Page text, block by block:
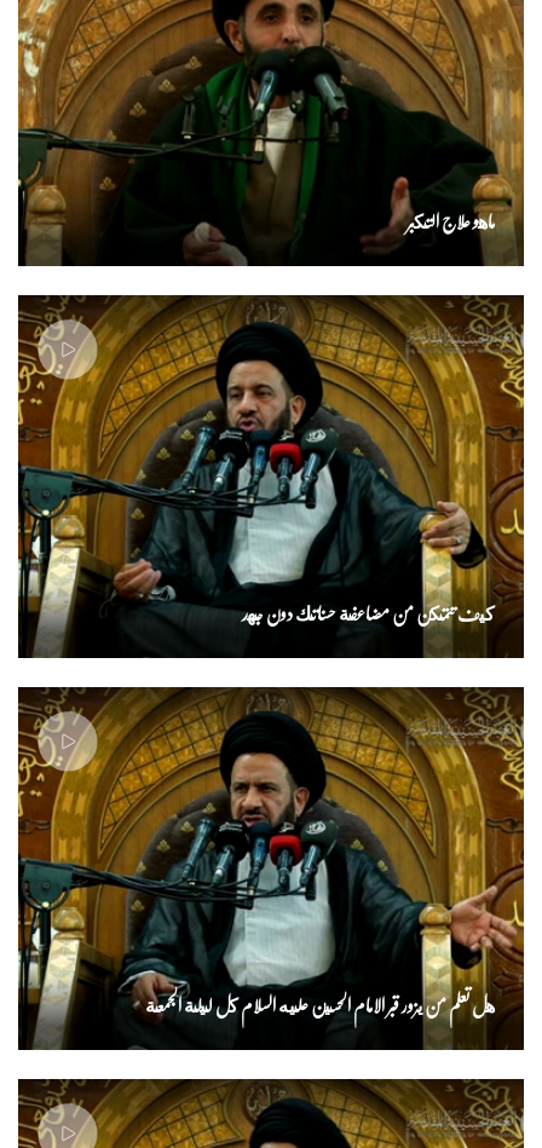
ماهو علاج التكبر
كيف تتمكن من مضاعفة حسناتك دون جهد
هل تعلم من يزور قبر الامام الحسين عليه السلام كل ليلة الجمعة